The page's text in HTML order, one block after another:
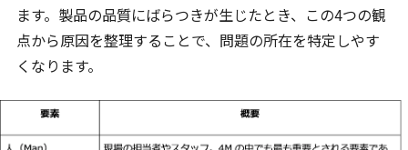
ます。製品の品質にばらつきが生じたとき、この4つの観
点から原因を整理することで、問題の所在を特定しやす
くなります。